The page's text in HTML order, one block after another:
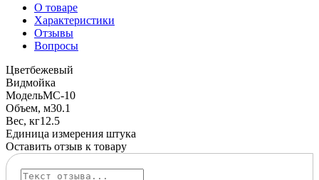
О товаре
Характеристики
Отзывы
Вопросы
Цветбежевый
Видмойка
МодельМС-10
Объем, м30.1
Вес, кг12.5
Единица измерения штука
Оставить отзыв к товару